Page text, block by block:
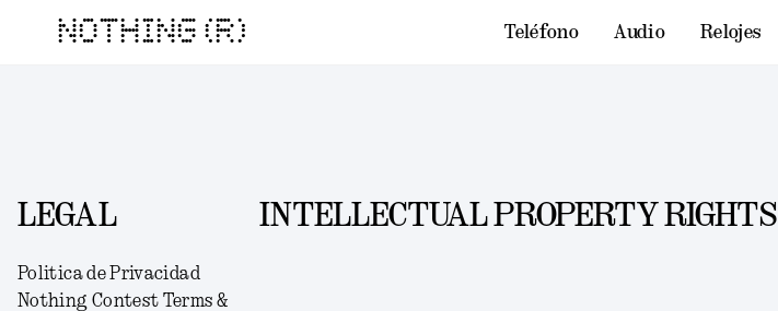
NOTHING (R) Teléfono Audio Relojes
LEGAL
Politica de Privacidad
Nothing Contest Terms &
INTELLECTUAL PROPERTY RIGHTS